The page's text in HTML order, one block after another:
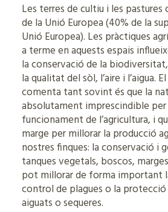
Les terres de cultiu i les pastures
de la Unió Europea (40% de la
Unió Europea). Les pràctiques
a terme en aquests espais
la conservació de la
la qualitat del sòl, l’aire i l’aigua.
comenta tant sovint és que la
absolutament imprescindible
funcionament de l’agricultura, i
marge per millorar la producció
nostres finques: la conservació i
tanques vegetals, boscos,
pot millorar de forma important
control de plagues o la
aiguats o sequeres.